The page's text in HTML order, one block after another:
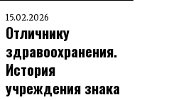
15.02.2026
Отличнику
здравоохранения.
История
учреждения знака